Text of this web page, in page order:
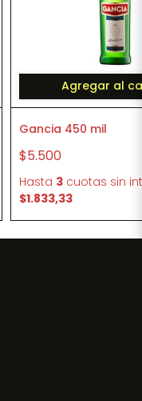
Agregar al
Gancia 450 mil
$5.500
Hasta 3 cuotas sin
$1.833,33